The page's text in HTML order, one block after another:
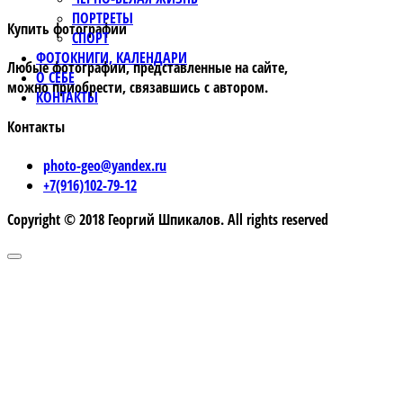
ПОРТРЕТЫ
СПОРТ
ФОТОКНИГИ, КАЛЕНДАРИ
О СЕБЕ
КОНТАКТЫ
Купить фотографии
Любые фотографии, представленные на сайте,
можно приобрести, связавшись с автором.
Контакты
photo-geo@yandex.ru
+7(916)102-79-12
Copyright © 2018 Георгий Шпикалов. All rights reserved